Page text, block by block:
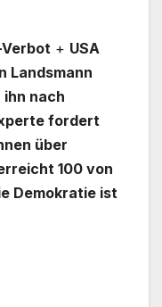
+ USA
Landsmann
nach
fordert
über
100 von
Demokratie ist